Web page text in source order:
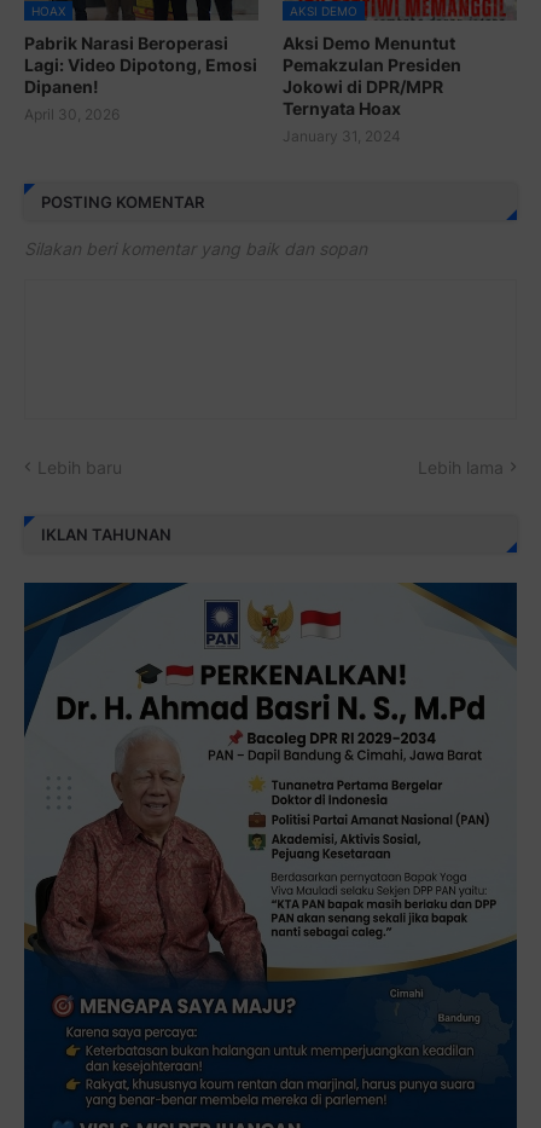
HOAX
Pabrik Narasi Beroperasi
Lagi: Video Dipotong, Emosi
Dipanen!
April 30, 2026
AKSI DEMO
Aksi Demo Menuntut
Pemakzulan Presiden
Jokowi di DPR/MPR
Ternyata Hoax
January 31, 2024
POSTING KOMENTAR
Silakan beri komentar yang baik dan sopan
Lebih baru Lebih lama
IKLAN TAHUNAN